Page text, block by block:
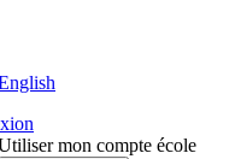
mon compte école